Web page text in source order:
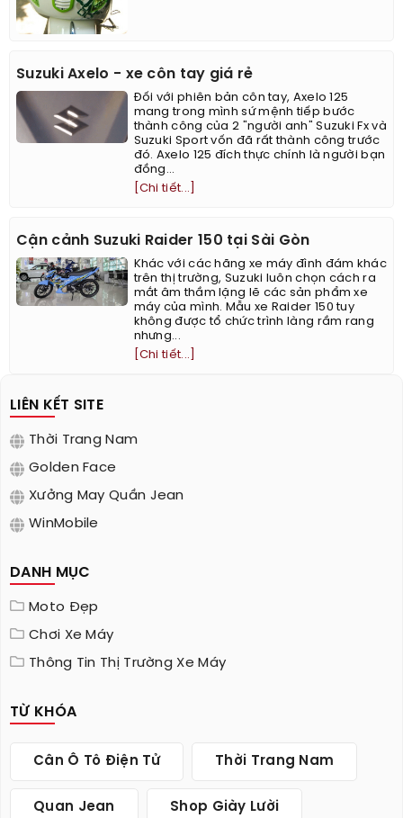
Suzuki Axelo - xe côn tay giá rẻ
Đối với phiên bản côn tay, Axelo 125
mang trong mình sứ mệnh tiếp bước
thành công của 2 "người anh" Suzuki Fx và
Suzuki Sport vốn đã rất thành công trước
đó. Axelo 125 đích thực chính là người bạn
đồng...
[Chi tiết...]
Cận cảnh Suzuki Raider 150 tại Sài Gòn
Khác với các hãng xe máy đình đám khác
trên thị trường, Suzuki luôn chọn cách ra
mắt âm thầm lặng lẽ các sản phẩm xe
máy của mình. Mẫu xe Raider 150 tuy
không được tổ chức trình làng rầm rang
nhưng...
[Chi tiết...]
LIÊN KẾT SITE
Thời Trang Nam
Golden Face
Xưởng May Quần Jean
WinMobile
DANH MỤC
Moto Đẹp
Chơi Xe Máy
Thông Tin Thị Trường Xe Máy
TỪ KHÓA
Cân Ô Tô Điện Tử Thời Trang Nam
Quan Jean Shop Giày Lười